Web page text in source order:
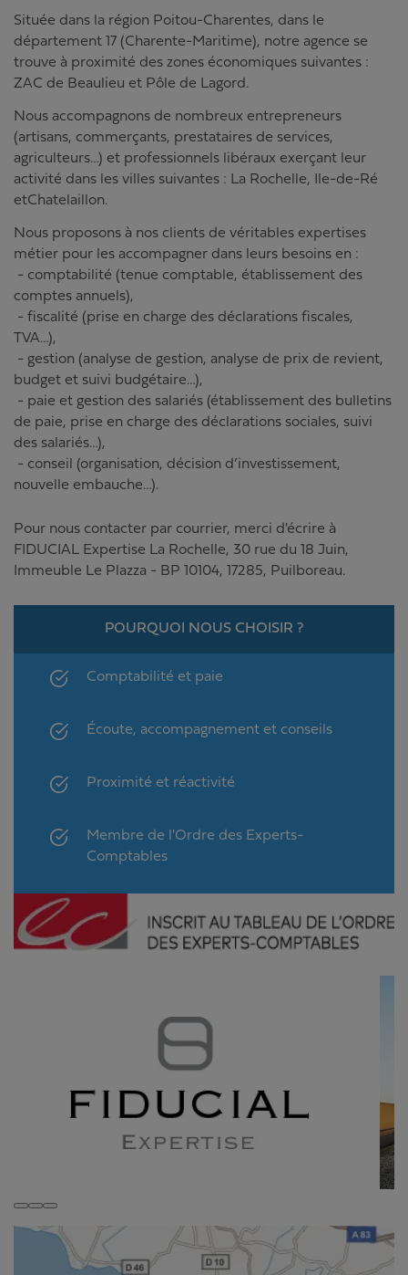
Située dans la région Poitou-Charentes, dans le
département 17 (Charente-Maritime), notre agence se
trouve à proximité des zones économiques suivantes :
ZAC de Beaulieu et Pôle de Lagord.
Nous accompagnons de nombreux entrepreneurs
(artisans, commerçants, prestataires de services,
agriculteurs…) et professionnels libéraux exerçant leur
activité dans les villes suivantes : La Rochelle, Ile-de-Ré
etChatelaillon.
Nous proposons à nos clients de véritables expertises
métier pour les accompagner dans leurs besoins en :
- comptabilité (tenue comptable, établissement des
comptes annuels),
- fiscalité (prise en charge des déclarations fiscales,
TVA…),
- gestion (analyse de gestion, analyse de prix de revient,
budget et suivi budgétaire…),
- paie et gestion des salariés (établissement des bulletins
de paie, prise en charge des déclarations sociales, suivi
des salariés…),
- conseil (organisation, décision d’investissement,
nouvelle embauche…).
Pour nous contacter par courrier, merci d'écrire à
FIDUCIAL Expertise La Rochelle, 30 rue du 18 Juin,
Immeuble Le Plazza - BP 10104, 17285, Puilboreau.
POURQUOI NOUS CHOISIR ?
Comptabilité et paie
Écoute, accompagnement et conseils
Proximité et réactivité
Membre de l'Ordre des Experts-
Comptables